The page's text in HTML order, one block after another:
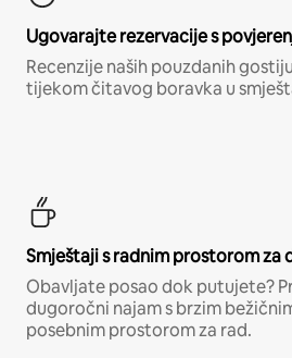
Ugovarajte rezervacije s
Recenzije naših pouzdanih
tijekom čitavog boravka u
Smještaji s radnim prostorom za
Obavljate posao dok putujete?
dugoročni najam s brzim
posebnim prostorom za rad.